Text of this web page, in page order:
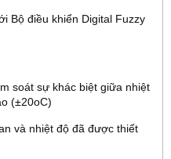
Bộ điều khiển Digital Fuzzy
soát sự khác biệt giữa nhiệt
(±20oC)
và nhiệt độ đã được thiết